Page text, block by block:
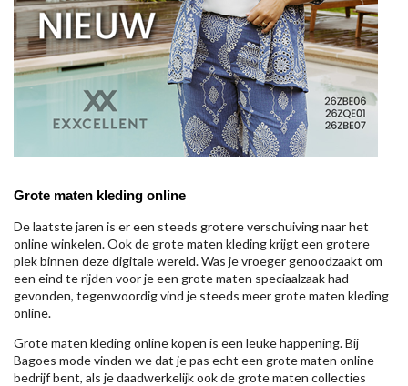
Grote maten kleding online
De laatste jaren is er een steeds grotere verschuiving naar het
online winkelen. Ook de grote maten kleding krijgt een grotere
plek binnen deze digitale wereld. Was je vroeger genoodzaakt om
een eind te rijden voor je een grote maten speciaalzaak had
gevonden, tegenwoordig vind je steeds meer grote maten kleding
online.
Grote maten kleding online kopen is een leuke happening. Bij
Bagoes mode vinden we dat je pas echt een grote maten online
bedrijf bent, als je daadwerkelijk ook de grote maten collecties